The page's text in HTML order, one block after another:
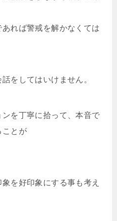
れば警戒を解かなくては
をしてはいけません。
を丁寧に拾って、本音で
ことが
を好印象にする事も考え